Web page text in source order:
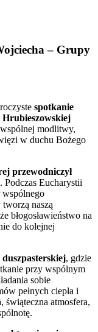
– Grupy
spotkanie
Hrubieszowskiej
modlitwy,
w duchu Bożego
przewodniczył
. Podczas Eucharystii
naszą
błogosławieństwo na
do kolejnej
duszpasterskiej, gdzie
przy wspólnym
sobie
pełnych ciepła i
świąteczna atmosfera,